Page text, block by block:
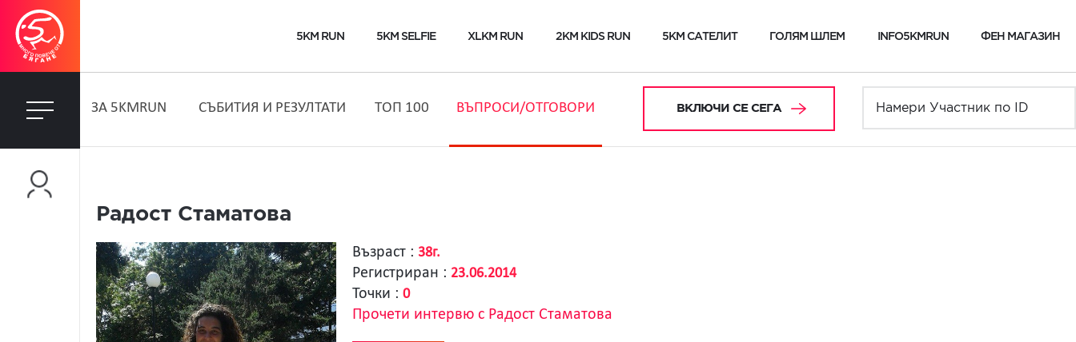
5KM RUN 5KM SELFIE XLKM RUN 2KM KIDS RUN 5KM САТЕЛИТ ГОЛЯМ ШЛЕМ INFO5KMRUN ФЕН МАГАЗИН
ЗA 5KMRUN СЪБИТИЯ И РЕЗУЛТАТИ ТОП 100 ВЪПРОСИ/ОТГОВОРИ ВКЛЮЧИ СЕ СЕГА
Радост Стаматова
Възраст : 38г.
Регистриран : 23.06.2014
Точки : 0
Прочети интервю с Радост Стаматова